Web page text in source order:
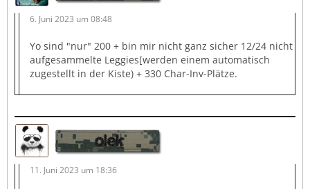
6. Juni 2023 um 08:48
Yo sind "nur" 200 + bin mir nicht ganz sicher 12/24 nicht
aufgesammelte Leggies[werden einem automatisch
zugestellt in der Kiste) + 330 Char-Inv-Plätze.
olek
11. Juni 2023 um 18:36